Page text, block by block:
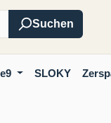
Suchen
SLOKY